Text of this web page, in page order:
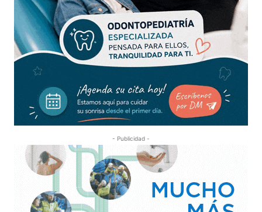
- Publicidad -